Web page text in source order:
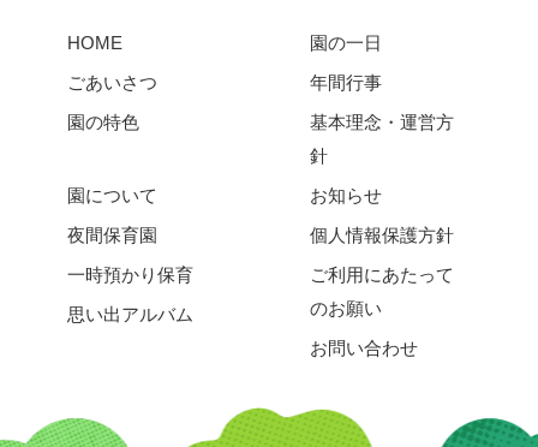
HOME
ごあいさつ
園の特色
園の一日
年間行事
基本理念・運営方
針
園について
夜間保育園
一時預かり保育
思い出アルバム
お知らせ
個人情報保護方針
ご利用にあたって
のお願い
お問い合わせ